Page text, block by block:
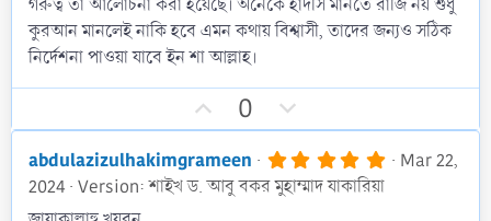
a
r
(
)
কুরআন মানলেই নাকি হবে এমন কথায় বিশ্বাসী, তাদের জন্যও সঠিক
নির্দেশনা পাওয়া যাবে ইন শা আল্লাহ।
p
v
o
0
o
w
n
abdulazizulhakimgrameen 5 Mar 22,
2024 Version: শাইখ ড. আবু বকর মুহাম্মাদ যাকারিয়া